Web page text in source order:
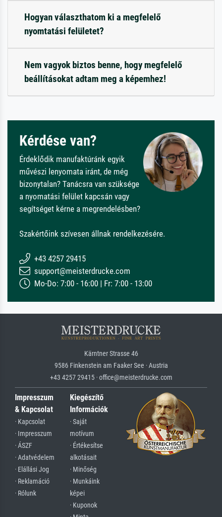
Hogyan választhatom ki a megfelelő
nyomtatási felületet?
Nem vagyok biztos benne, hogy megfelelő
beállításokat adtam meg a képemhez!
Kérdése van?
Érdeklődik manufaktúránk egyik
művészi lenyomata iránt, de még
bizonytalan? Tanácsra van szüksége
a nyomatási felület kapcsán vagy
segítséget kérne a megrendelésben?
Szakértőink szívesen állnak rendelkezésére.
+43 4257 29415
support@meisterdrucke.com
Mo-Do: 7:00 - 16:00 | Fr: 7:00 - 13:00
Kärntner Strasse 46
9586 Finkenstein am Faaker See · Austria
+43 4257 29415 · office@meisterdrucke.com
Impresszum
& Kapcsolat
· Kapcsolat
· Impresszum
· ÁSZF
· Adatvédelem
· Elállási Jog
· Reklamáció
· Rólunk
Kiegészítő
Információk
· Saját
motívum
· Értékesítse
alkotásait
· Minőség
· Munkáink
képei
· Kuponok